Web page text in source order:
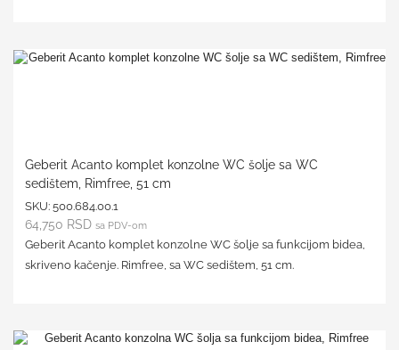
Geberit Acanto komplet konzolne WC šolje sa WC
sedištem, Rimfree, 51 cm
SKU: 500.684.00.1
64,750 RSD sa PDV-om
Geberit Acanto komplet konzolne WC šolje sa funkcijom bidea,
skriveno kačenje. Rimfree, sa WC sedištem, 51 cm.